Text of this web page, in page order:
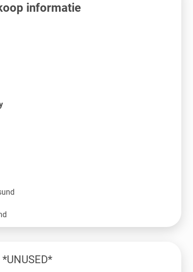
informatie